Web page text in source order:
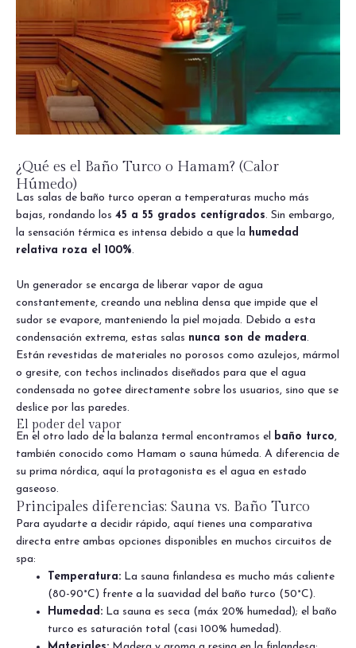
¿Qué es el Baño Turco o Hamam? (Calor
Húmedo)
Las salas de baño turco operan a temperaturas mucho más
bajas, rondando los 45 a 55 grados centígrados. Sin embargo,
la sensación térmica es intensa debido a que la humedad
relativa roza el 100%.
Un generador se encarga de liberar vapor de agua
constantemente, creando una neblina densa que impide que el
sudor se evapore, manteniendo la piel mojada. Debido a esta
condensación extrema, estas salas nunca son de madera.
Están revestidas de materiales no porosos como azulejos, mármol
o gresite, con techos inclinados diseñados para que el agua
condensada no gotee directamente sobre los usuarios, sino que se
deslice por las paredes.
El poder del vapor
En el otro lado de la balanza termal encontramos el baño turco,
también conocido como Hamam o sauna húmeda. A diferencia de
su prima nórdica, aquí la protagonista es el agua en estado
gaseoso.
Principales diferencias: Sauna vs. Baño Turco
Para ayudarte a decidir rápido, aquí tienes una comparativa
directa entre ambas opciones disponibles en muchos circuitos de
spa:
Temperatura: La sauna finlandesa es mucho más caliente
(80-90°C) frente a la suavidad del baño turco (50°C).
Humedad: La sauna es seca (máx 20% humedad); el baño
turco es saturación total (casi 100% humedad).